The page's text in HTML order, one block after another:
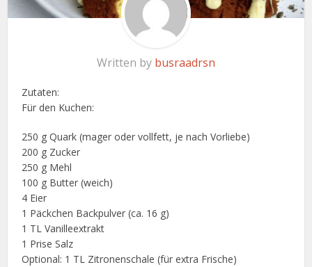
Written by busraadrsn
Zutaten:
Für den Kuchen:
250 g Quark (mager oder vollfett, je nach Vorliebe)
200 g Zucker
250 g Mehl
100 g Butter (weich)
4 Eier
1 Päckchen Backpulver (ca. 16 g)
1 TL Vanilleextrakt
1 Prise Salz
Optional: 1 TL Zitronenschale (für extra Frische)